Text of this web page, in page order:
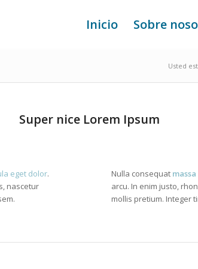
Inicio Sobre
Usted
Super nice Lorem Ipsum
eget dolor.
nascetur
Nulla consequat massa
arcu. In enim justo,
mollis pretium. Integer